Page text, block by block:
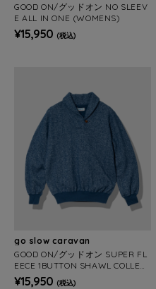
GOOD ON/グッドオン NO SLEEV
E ALL IN ONE (WOMENS)
¥15,950 (税込)
go slow caravan
GOOD ON/グッドオン SUPER FL
EECE 1BUTTON SHAWL COLLER
SWEAT (WOMENS)
¥15,950 (税込)